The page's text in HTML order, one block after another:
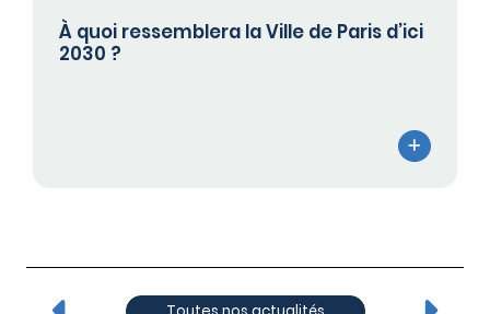
À quoi ressemblera la Ville de Paris d’ici
2030 ?